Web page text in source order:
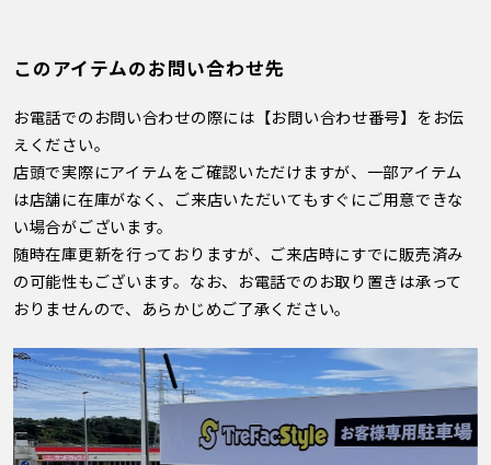
このアイテムのお問い合わせ先
お電話でのお問い合わせの際には【お問い合わせ番号】をお伝
えください。
店頭で実際にアイテムをご確認いただけますが、一部アイテム
は店舗に在庫がなく、ご来店いただいてもすぐにご用意できな
い場合がございます。
随時在庫更新を行っておりますが、ご来店時にすでに販売済み
の可能性もございます。なお、お電話でのお取り置きは承って
おりませんので、あらかじめご了承ください。